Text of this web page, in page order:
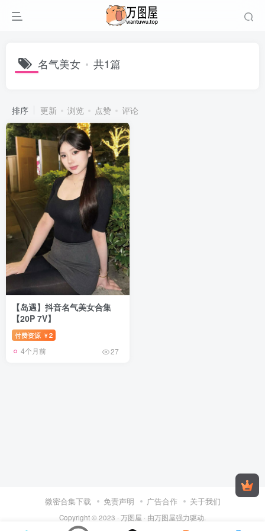
名气美女 共1篇
排序 更新 浏览 点赞 评论
【岛遇】抖音名气美女合集
【20P 7V】
付费资源 ¥2
4个月前 27
微密合集下载 免责声明 广告合作 关于我们
Copyright © 2023 · 万图屋 · 由万图屋强力驱动.